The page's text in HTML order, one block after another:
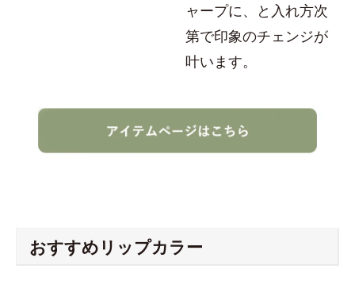
ャープに、と入れ方次
第で印象のチェンジが
叶います。
おすすめリップカラー